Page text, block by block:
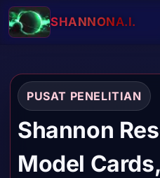
SHANNONA.I.
PUSAT PENELITIAN
Shannon
Model